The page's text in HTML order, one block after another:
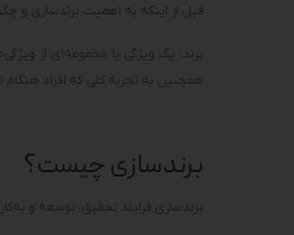
قبل از اینکه به اهمیت برندسازی و
برند، یک ویژگی یا مجموعه‌ای از
همچنین به تجربه کلی که افراد هنگام
برندسازی چیست؟
برندسازی فرایند تحقیق، توسعه و